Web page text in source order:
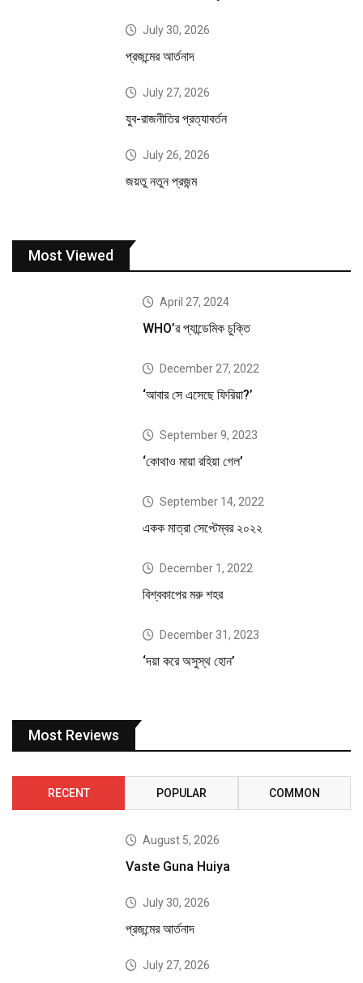
July 30, 2026
প্রজন্মের আর্তনাদ
July 27, 2026
যুব-রাজনীতির প্রত্যাবর্তন
July 26, 2026
জয়তু নতুন প্রজন্ম
Most Viewed
April 27, 2024
WHO’র প্যান্ডেমিক চুক্তি
December 27, 2022
‘আবার সে এসেছে ফিরিয়া?’
September 9, 2023
‘কোথাও মায়া রহিয়া গেল’
September 14, 2022
একক মাত্রা সেপ্টেম্বর ২০২২
December 1, 2022
বিশ্বকাপের মরু শহর
December 31, 2023
‘দয়া করে অসুস্থ হোন’
Most Reviews
RECENT POPULAR COMMON
August 5, 2026
Vaste Guna Huiya
July 30, 2026
প্রজন্মের আর্তনাদ
July 27, 2026